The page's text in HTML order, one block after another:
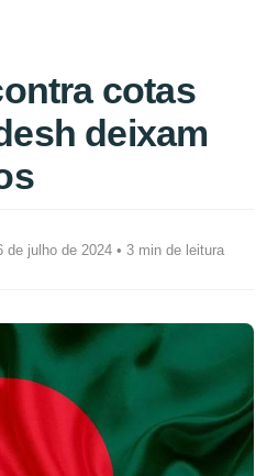
cotas
deixam
de julho de 2024 • 3 min de leitura